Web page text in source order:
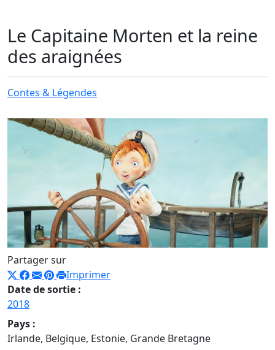
Le Capitaine Morten et la reine
des araignées
Contes & Légendes
Partager sur
Imprimer
Date de sortie :
2018
Pays :
Irlande, Belgique, Estonie, Grande Bretagne